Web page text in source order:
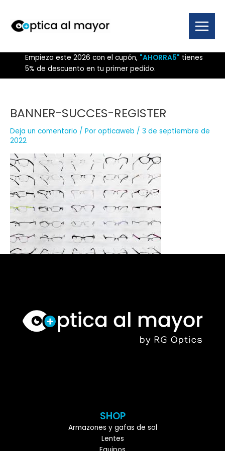
contenido
Main
Menu
Empieza este 2026 con el cupón, "AHORRA5" tienes
5% de descuento en tu primer pedido.
BANNER-SUCCES-REGISTER
Deja un comentario / Por opticaweb / 3 de septiembre de
2022
SHOP
Armazones y gafas de sol
Lentes